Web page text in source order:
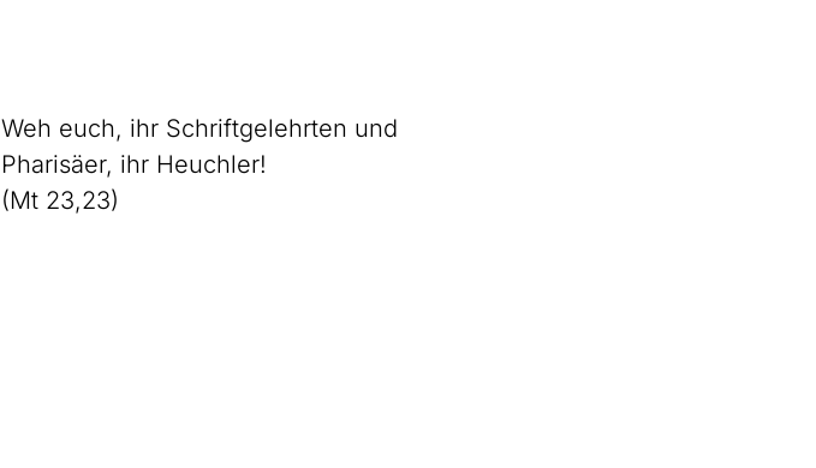
Weh euch, ihr Schriftgelehrten und
Pharisäer, ihr Heuchler!
(Mt 23,23)